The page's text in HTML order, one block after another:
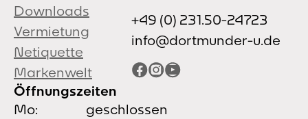
Downloads
Vermietung
Netiquette
Markenwelt
+49 (0) 231.50-24723
info@dortmunder-u.de
Facebook
Instagram
YouTube
Öffnungszeiten
Mo:
geschlossen